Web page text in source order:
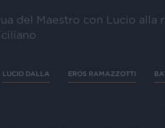
del Maestro con Lucio
LUCIO DALLA EROS RAMAZZOTTI